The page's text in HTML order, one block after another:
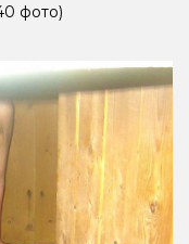
фото)